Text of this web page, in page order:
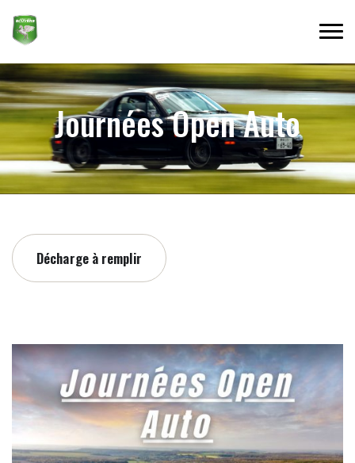
Journées Open Auto
Décharge à remplir